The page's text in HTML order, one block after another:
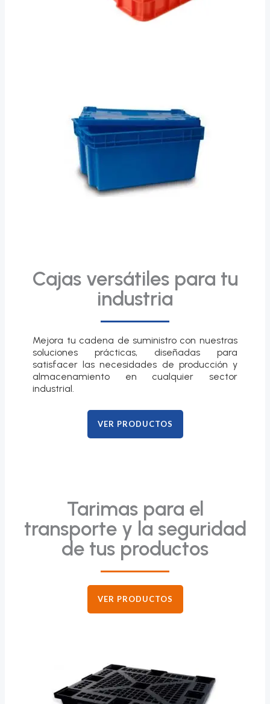
Cajas versátiles para tu
industria
Mejora tu cadena de suministro con nuestras
soluciones prácticas, diseñadas para
satisfacer las necesidades de producción y
almacenamiento en cualquier sector
industrial.
VER PRODUCTOS
Tarimas para el
transporte y la seguridad
de tus productos
VER PRODUCTOS